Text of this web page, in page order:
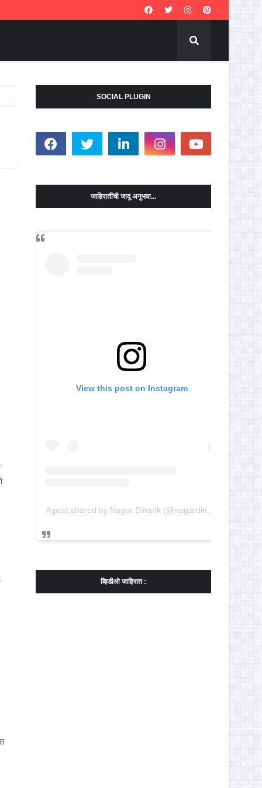
SOCIAL PLUGIN
जाहिरातींची जादू अनुभवा...
View this post on Instagram
A post shared by Nagar Dinank (@nagardinank)
व्हिडीओ जाहिरात :